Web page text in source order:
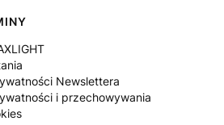
Newslettera
i przechowywania